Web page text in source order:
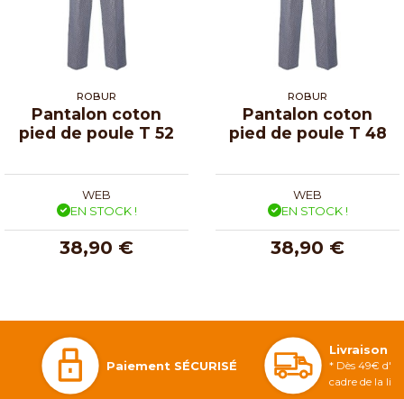
ROBUR
Pantalon coton
pied de poule T 52
WEB
EN STOCK !
38,90 €
ROBUR
Pantalon coton
pied de poule T 48
WEB
EN STOCK !
38,90 €
Paiement SÉCURISÉ
Livraison
* Dès 49€
cadre de la